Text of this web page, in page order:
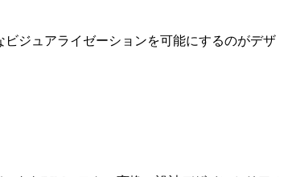
ジュアライゼーションを可能にするのがデザ